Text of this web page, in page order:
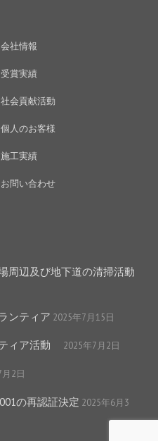
会社情報
受賞実績
社会貢献活動
個人のお客様
施工実績
お問い合わせ
周辺及び地下道の清掃活動
ンティア 2025年7月15日
ィア活動 2025年7月2日
2日
の再認証決定 2025年6月3